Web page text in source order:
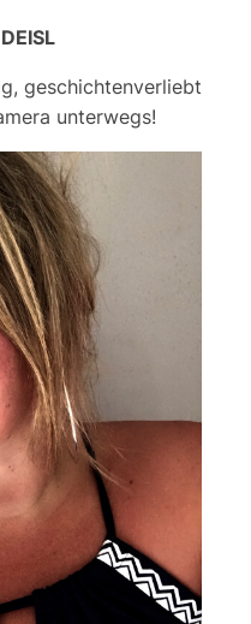
geschichtenverliebt
unterwegs!